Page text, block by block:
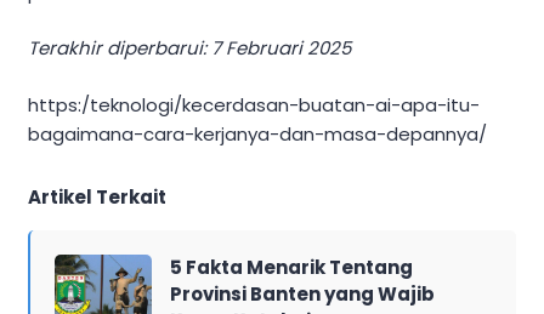
Terakhir diperbarui: 7 Februari 2025
https:/teknologi/kecerdasan-buatan-ai-apa-itu-
bagaimana-cara-kerjanya-dan-masa-depannya/
Artikel Terkait
5 Fakta Menarik Tentang
Provinsi Banten yang Wajib